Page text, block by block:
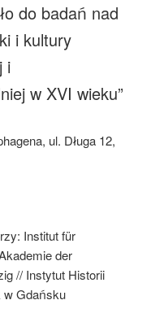
do badań nad
i kultury
i
w XVI wieku”
ul. Długa 12,
Institut für
der
// Instytut Historii
w Gdańsku